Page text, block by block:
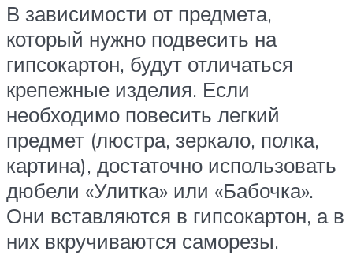
В зависимости от предмета,
который нужно подвесить на
гипсокартон, будут отличаться
крепежные изделия. Если
необходимо повесить легкий
предмет (люстра, зеркало, полка,
картина), достаточно использовать
дюбели «Улитка» или «Бабочка».
Они вставляются в гипсокартон, а в
них вкручиваются саморезы.